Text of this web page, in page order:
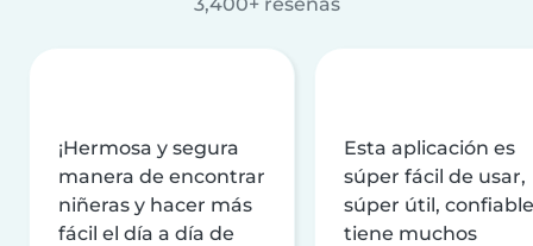
¡Hermosa y segura
manera de encontrar
niñeras y hacer más
fácil el día a día de
Esta aplicación es
súper fácil de usar,
súper útil,
tiene muchos